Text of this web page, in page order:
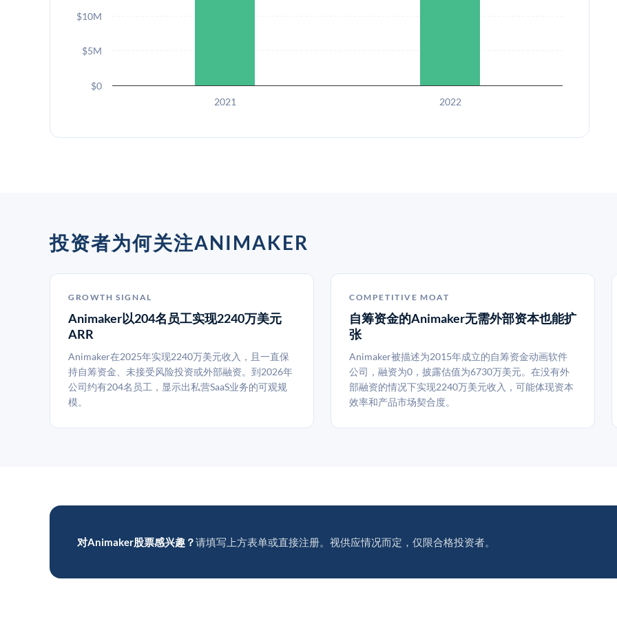
2021 2022
$0
$5M
$10M
投资者为何关注ANIMAKER
GROWTH SIGNAL
Animaker以204名员工实现2240万美元
ARR
Animaker在2025年实现2240万美元收入，且一直保
持自筹资金、未接受风险投资或外部融资。到2026年
公司约有204名员工，显示出私营SaaS业务的可观规
模。
COMPETITIVE MOAT
自筹资金的Animaker无需外部资本也能扩
张
Animaker被描述为2015年成立的自筹资金动画软件
公司，融资为0，披露估值为6730万美元。在没有外
部融资的情况下实现2240万美元收入，可能体现资本
效率和产品市场契合度。
对Animaker股票感兴趣？请填写上方表单或直接注册。视供应情况而定，仅限合格投资者。